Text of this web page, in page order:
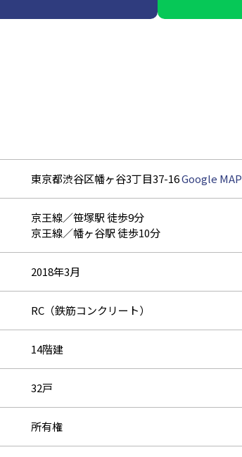
東京都渋谷区幡ヶ谷3丁目37-16Google MAP
京王線／笹塚駅 徒歩9分
京王線／幡ヶ谷駅 徒歩10分
2018年3月
RC（鉄筋コンクリート）
14階建
32戸
所有権